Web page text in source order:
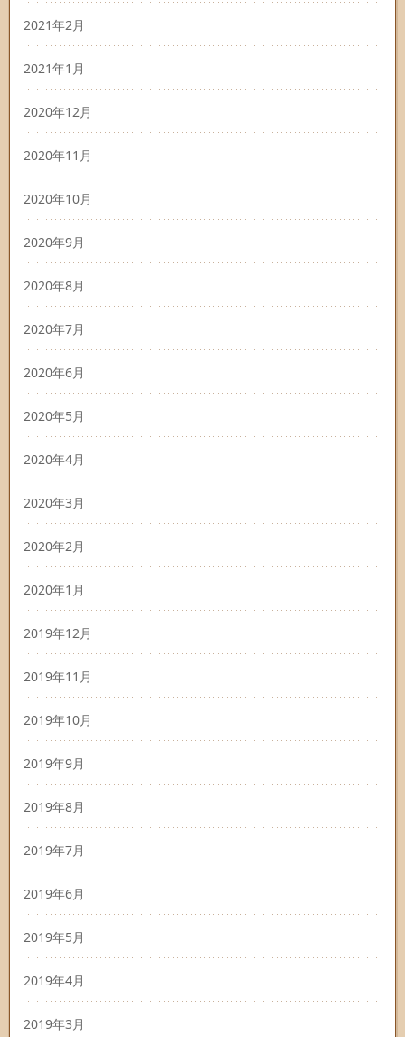
2021年2月
2021年1月
2020年12月
2020年11月
2020年10月
2020年9月
2020年8月
2020年7月
2020年6月
2020年5月
2020年4月
2020年3月
2020年2月
2020年1月
2019年12月
2019年11月
2019年10月
2019年9月
2019年8月
2019年7月
2019年6月
2019年5月
2019年4月
2019年3月